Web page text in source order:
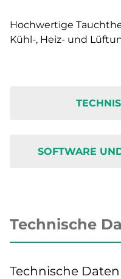
Hochwertige
Kühl-, Heiz- und
SOFTWARE
Technische
Technische Daten